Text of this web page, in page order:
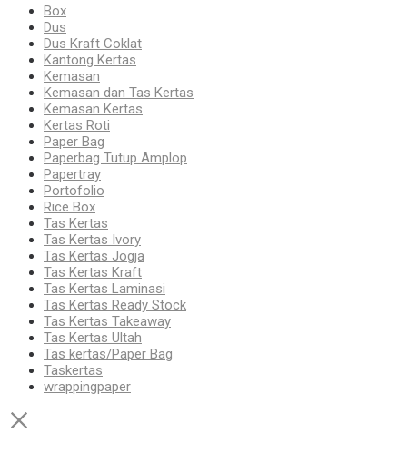
Box
Dus
Dus Kraft Coklat
Kantong Kertas
Kemasan
Kemasan dan Tas Kertas
Kemasan Kertas
Kertas Roti
Paper Bag
Paperbag Tutup Amplop
Papertray
Portofolio
Rice Box
Tas Kertas
Tas Kertas Ivory
Tas Kertas Jogja
Tas Kertas Kraft
Tas Kertas Laminasi
Tas Kertas Ready Stock
Tas Kertas Takeaway
Tas Kertas Ultah
Tas kertas/Paper Bag
Taskertas
wrappingpaper